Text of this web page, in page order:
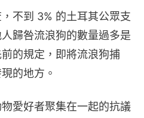
不到 3% 的土耳其公眾支
歸咎流浪狗的數量過多是
的規定，即將流浪狗捕
的地方。
愛好者聚集在一起的抗議